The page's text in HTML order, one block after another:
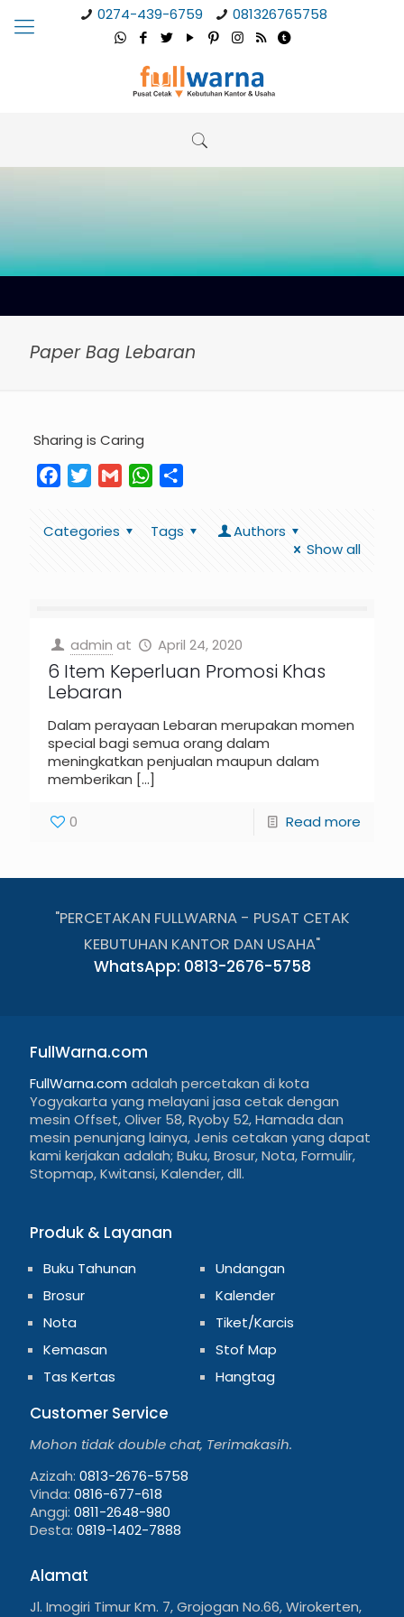
0274-439-6759 081326765758
Paper Bag Lebaran
Sharing is Caring
FacebookTwitterGmail WhatsApp
Categories Tags
Authors
Show all
admin at April 24, 2020
6 Item Keperluan Promosi Khas
Lebaran
Dalam perayaan Lebaran merupakan momen
special bagi semua orang dalam
meningkatkan penjualan maupun dalam
memberikan […]
0 Read more
"PERCETAKAN FULLWARNA - PUSAT CETAK
KEBUTUHAN KANTOR DAN USAHA"
WhatsApp: 0813-2676-5758
FullWarna.com
FullWarna.com adalah percetakan di kota
Yogyakarta yang melayani jasa cetak dengan
mesin Offset, Oliver 58, Ryoby 52, Hamada dan
mesin penunjang lainya, Jenis cetakan yang dapat
kami kerjakan adalah; Buku, Brosur, Nota, Formulir,
Stopmap, Kwitansi, Kalender, dll.
Produk & Layanan
Buku Tahunan
Brosur
Nota
Kemasan
Tas Kertas
Undangan
Kalender
Tiket/Karcis
Stof Map
Hangtag
Customer Service
Mohon tidak double chat, Terimakasih.
Azizah: 0813-2676-5758
Vinda: 0816-677-618
Anggi: 0811-2648-980
Desta: 0819-1402-7888
Alamat
Jl. Imogiri Timur Km. 7, Grojogan No.66, Wirokerten,